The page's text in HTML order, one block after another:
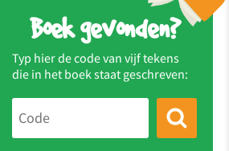
Boek gevonden?
Typ hier de code van vijf tekens
die in het boek staat geschreven: